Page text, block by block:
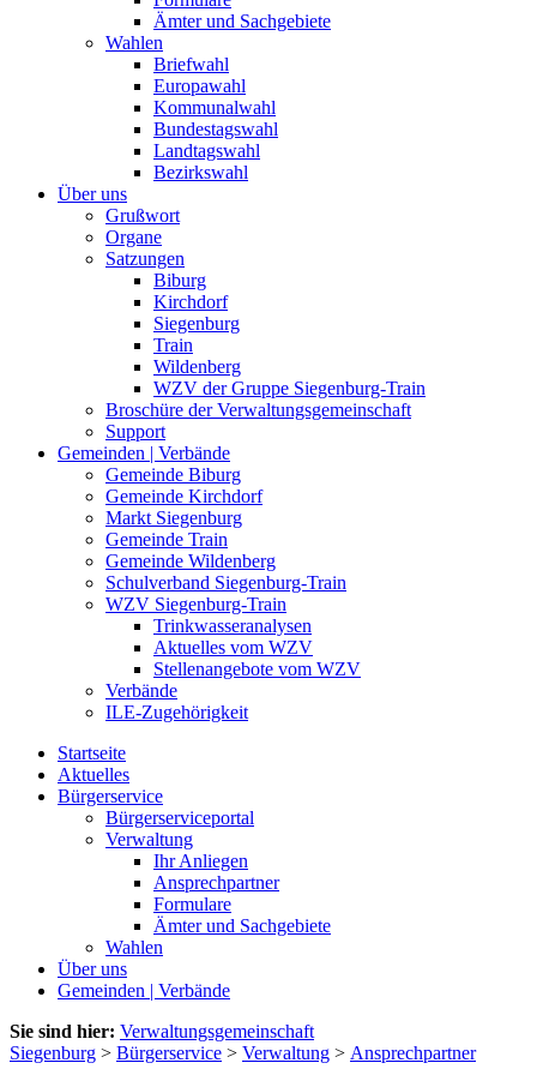
Ämter und Sachgebiete
Wahlen
Briefwahl
Europawahl
Kommunalwahl
Bundestagswahl
Landtagswahl
Bezirkswahl
Über uns
Grußwort
Organe
Satzungen
Biburg
Kirchdorf
Siegenburg
Train
Wildenberg
WZV der Gruppe Siegenburg-Train
Broschüre der Verwaltungsgemeinschaft
Support
Gemeinden | Verbände
Gemeinde Biburg
Gemeinde Kirchdorf
Markt Siegenburg
Gemeinde Train
Gemeinde Wildenberg
Schulverband Siegenburg-Train
WZV Siegenburg-Train
Trinkwasseranalysen
Aktuelles vom WZV
Stellenangebote vom WZV
Verbände
ILE-Zugehörigkeit
Startseite
Aktuelles
Bürgerservice
Bürgerserviceportal
Verwaltung
Ihr Anliegen
Ansprechpartner
Formulare
Ämter und Sachgebiete
Wahlen
Über uns
Gemeinden | Verbände
Sie sind hier: Verwaltungsgemeinschaft
Siegenburg > Bürgerservice > Verwaltung > Ansprechpartner